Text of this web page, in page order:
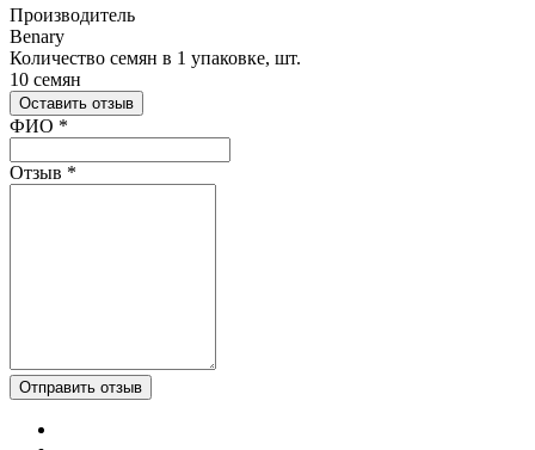
Производитель
Benary
Количество семян в 1 упаковке, шт.
10 семян
Оставить отзыв
Ваш отзыв был отправлен!
ФИО *
Отзыв *
Отправить отзыв